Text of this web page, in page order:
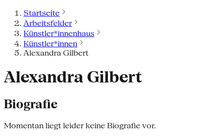
Startseite
Arbeitsfelder
Künstler*innenhaus
Künstler*innen
Alexandra Gilbert
Alexandra Gilbert
Biografie
Momentan liegt leider keine Biografie vor.